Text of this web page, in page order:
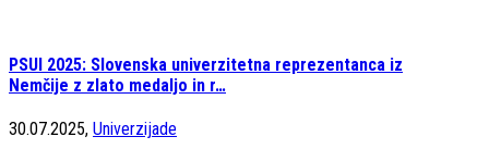
PSUI 2025: Slovenska univerzitetna reprezentanca iz
Nemčije z zlato medaljo in r…
30.07.2025, Univerzijade